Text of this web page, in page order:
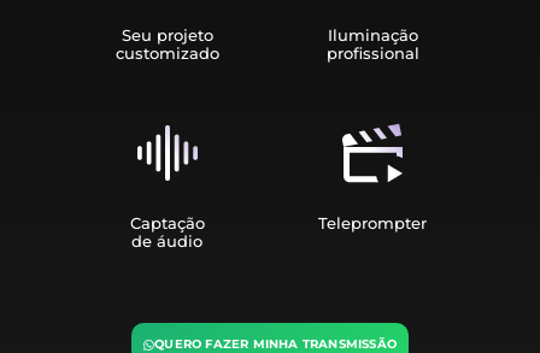
Seu projeto
customizado
Iluminação
profissional
Captação
de áudio
Teleprompter
QUERO FAZER MINHA TRANSMISSÃO